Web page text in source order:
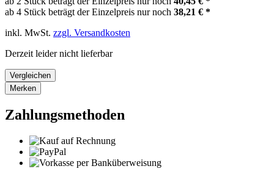
ab 4 Stück beträgt der Einzelpreis nur noch 38,21 € *
inkl. MwSt. zzgl. Versandkosten
Derzeit leider nicht lieferbar
Vergleichen
Merken
Zahlungsmethoden